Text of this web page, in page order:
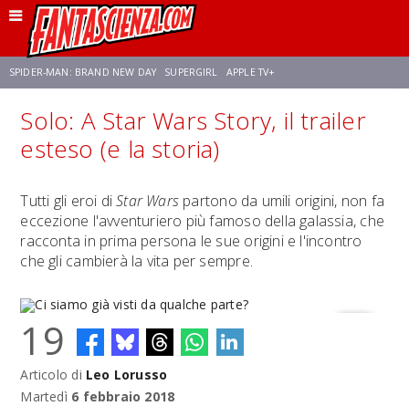
SPIDER-MAN: BRAND NEW DAY SUPERGIRL APPLE TV+
FRANCO RICCIARDIELLO ZENDAYA STAR TREK AVENGERS: DOOMSDAY
Solo: A Star Wars Story, il trailer
esteso (e la storia)
Tutti gli eroi diStar Wars partono da umili origini, non fa
eccezione l'avventuriero più famoso della galassia, che
racconta in prima persona le sue origini e l'incontro
che gli cambierà la vita per sempre.
Ci siamo già visti da qualche parte?
19
Articolo di Leo Lorusso
Martedì 6 febbraio 2018